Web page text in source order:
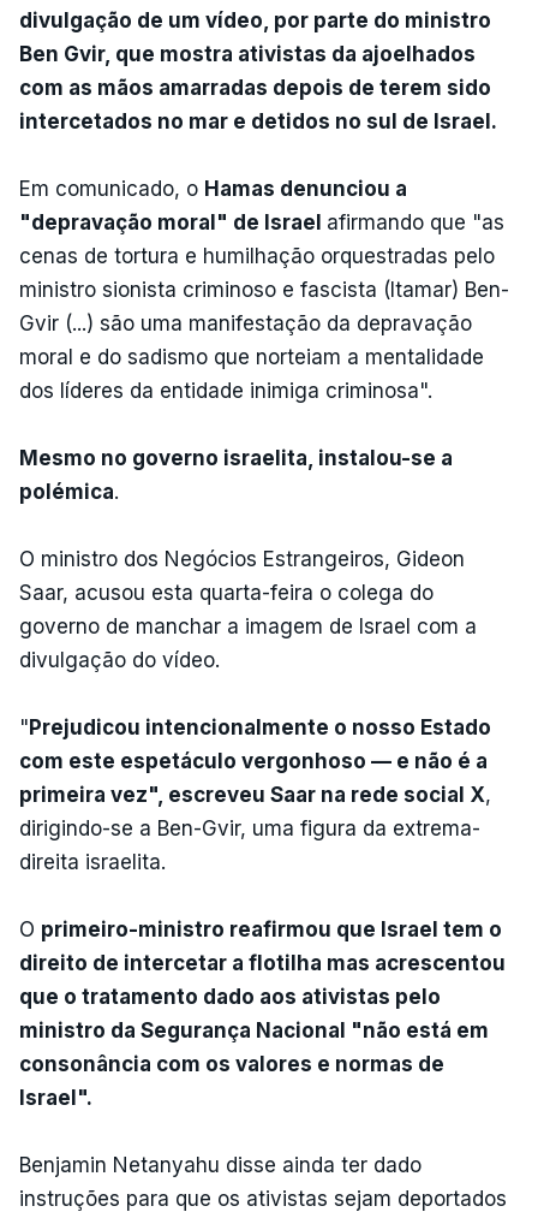
divulgação de um vídeo, por parte do ministro
Ben Gvir, que mostra ativistas da ajoelhados
com as mãos amarradas depois de terem sido
intercetados no mar e detidos no sul de Israel.
Em comunicado, o Hamas denunciou a
"depravação moral" de Israel afirmando que "as
cenas de tortura e humilhação orquestradas pelo
ministro sionista criminoso e fascista (Itamar) Ben-
Gvir (...) são uma manifestação da depravação
moral e do sadismo que norteiam a mentalidade
dos líderes da entidade inimiga criminosa".
Mesmo no governo israelita, instalou-se a
polémica.
O ministro dos Negócios Estrangeiros, Gideon
Saar, acusou esta quarta-feira o colega do
governo de manchar a imagem de Israel com a
divulgação do vídeo.
"Prejudicou intencionalmente o nosso Estado
com este espetáculo vergonhoso — e não é a
primeira vez", escreveu Saar na rede social X,
dirigindo-se a Ben-Gvir, uma figura da extrema-
direita israelita.
O primeiro-ministro reafirmou que Israel tem o
direito de intercetar a flotilha mas acrescentou
que o tratamento dado aos ativistas pelo
ministro da Segurança Nacional "não está em
consonância com os valores e normas de
Israel".
Benjamin Netanyahu disse ainda ter dado
instruções para que os ativistas sejam deportados